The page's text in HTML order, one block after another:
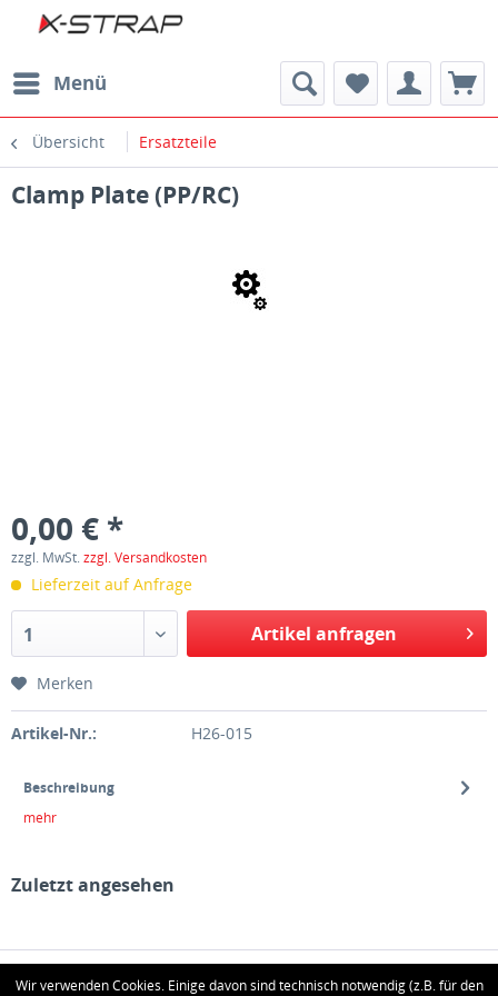
Menü
Übersicht Ersatzteile
Clamp Plate (PP/RC)
0,00 € *
zzgl. MwSt.zzgl. Versandkosten
Lieferzeit auf Anfrage
1 Artikel anfragen
Merken
Artikel-Nr.: H26-015
Beschreibung
mehr
Zuletzt angesehen
Wir verwenden Cookies. Einige davon sind technisch notwendig (z.B. für den